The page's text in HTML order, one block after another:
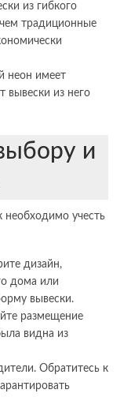
из гибкого
традиционные
неон имеет
вывески из него
и
необходимо учесть
дизайн,
дома или
вывески.
размещение
видна из
Обратитесь к